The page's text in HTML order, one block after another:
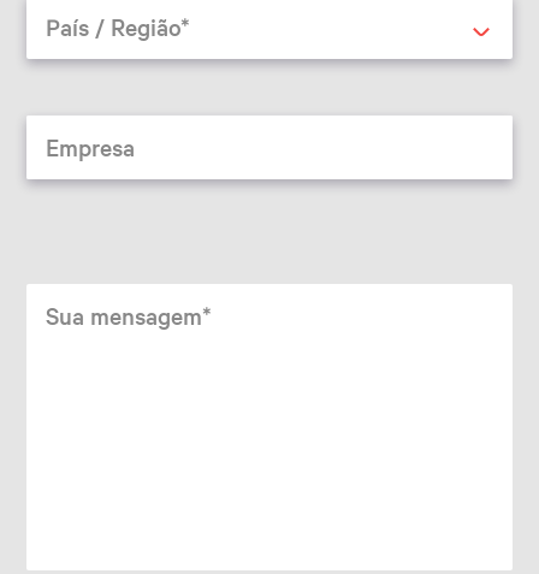
País / Região*
Empresa
Sua mensagem